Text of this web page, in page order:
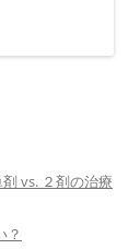
vs. ２剤の治療
？